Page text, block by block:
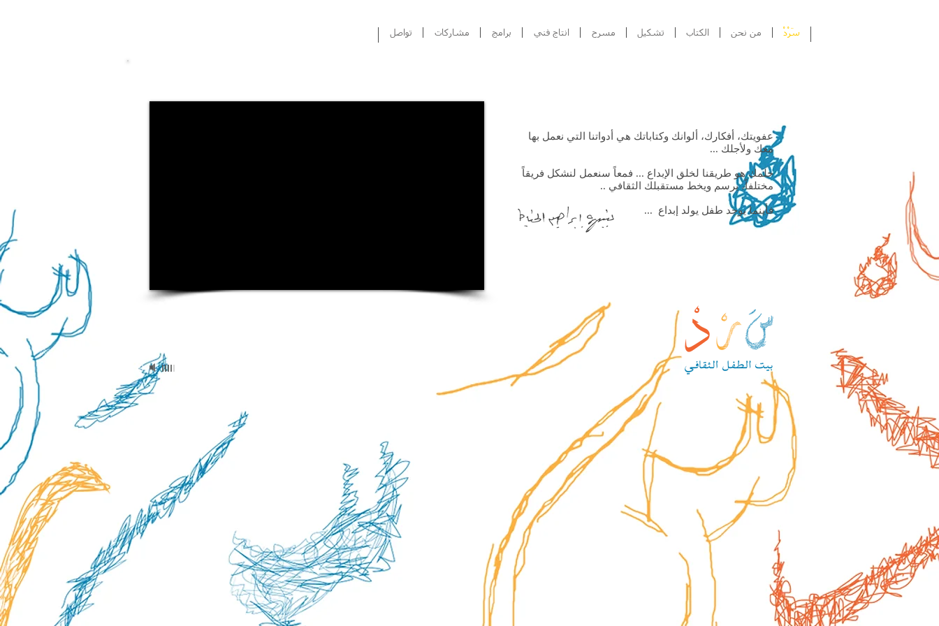
عفويتك، أفكارك، ألوانك وكتاباتك هي أدواتنا التي نعمل بها
معك ولأجلك ...
حلمك هو طريقنا لخلق الإبداع ... فمعاً سنعمل لنشكل فريقاً
مختلفاً، يرسم ويخط مستقبلك الثقافي ..
فأينما يوجد طفل يولد إبداع ...
تواصل مشاركات برامج انتاج فني مسرح تشكيل الكتاب من نحن سَرْدْ
Intro-Mohammed Haddad
00:00